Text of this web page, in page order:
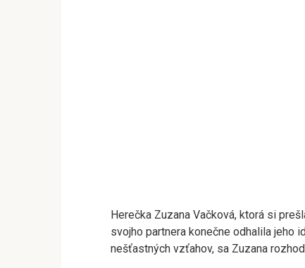
Herečka Zuzana Vačková, ktorá si
svojho partnera konečne odhalila jeho
nešťastných vzťahov, sa Zuzana